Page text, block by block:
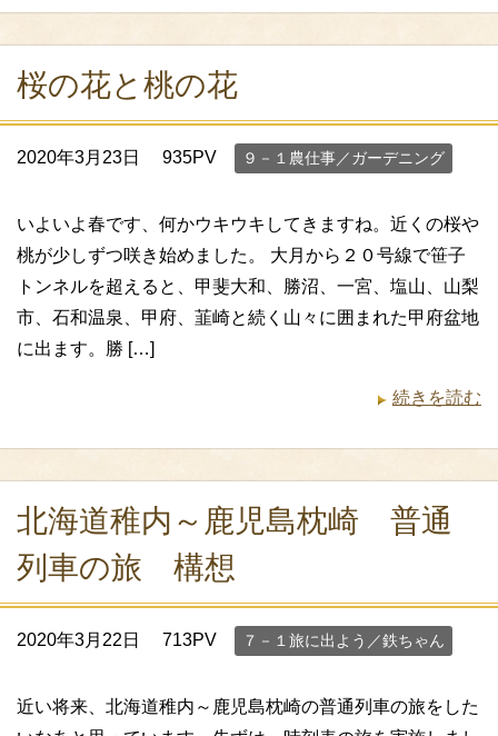
桜の花と桃の花
2020年3月23日 935PV ９－１農仕事／ガーデニング
いよいよ春です、何かウキウキしてきますね。近くの桜や
桃が少しずつ咲き始めました。 大月から２０号線で笹子
トンネルを超えると、甲斐大和、勝沼、一宮、塩山、山梨
市、石和温泉、甲府、韮崎と続く山々に囲まれた甲府盆地
に出ます。勝 […]
続きを読む
北海道稚内～鹿児島枕崎 普通
列車の旅 構想
2020年3月22日 713PV ７－１旅に出よう／鉄ちゃん
近い将来、北海道稚内～鹿児島枕崎の普通列車の旅をした